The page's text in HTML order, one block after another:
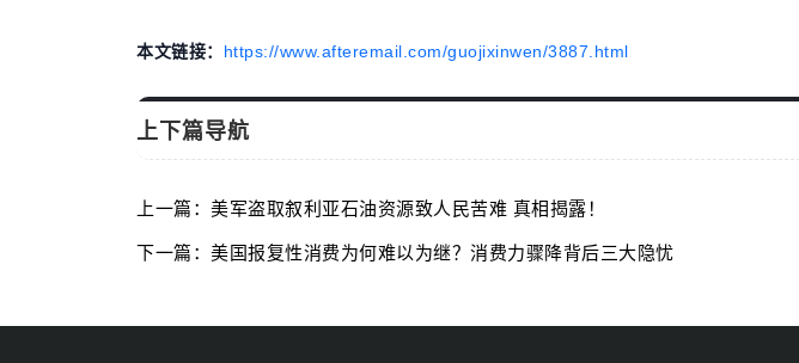
本文链接： https://www.afteremail.com/guojixinwen/3887.html
上下篇导航
上一篇：美军盗取叙利亚石油资源致人民苦难 真相揭露！
下一篇：美国报复性消费为何难以为继？消费力骤降背后三大隐忧